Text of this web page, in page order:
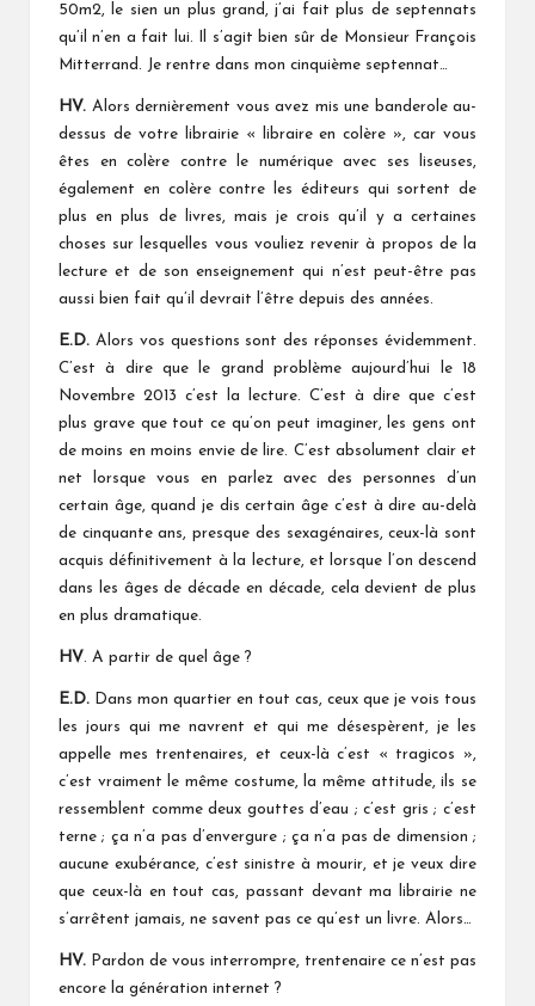
50m2, le sien un plus grand, j’ai fait plus de septennats
qu’il n’en a fait lui. Il s’agit bien sûr de Monsieur François
Mitterrand. Je rentre dans mon cinquième septennat…
HV. Alors dernièrement vous avez mis une banderole au-
dessus de votre librairie « libraire en colère », car vous
êtes en colère contre le numérique avec ses liseuses,
également en colère contre les éditeurs qui sortent de
plus en plus de livres, mais je crois qu’il y a certaines
choses sur lesquelles vous vouliez revenir à propos de la
lecture et de son enseignement qui n’est peut-être pas
aussi bien fait qu’il devrait l’être depuis des années.
E.D. Alors vos questions sont des réponses évidemment.
C’est à dire que le grand problème aujourd’hui le 18
Novembre 2013 c’est la lecture. C’est à dire que c’est
plus grave que tout ce qu’on peut imaginer, les gens ont
de moins en moins envie de lire. C’est absolument clair et
net lorsque vous en parlez avec des personnes d’un
certain âge, quand je dis certain âge c’est à dire au-delà
de cinquante ans, presque des sexagénaires, ceux-là sont
acquis définitivement à la lecture, et lorsque l’on descend
dans les âges de décade en décade, cela devient de plus
en plus dramatique.
HV. A partir de quel âge ?
E.D. Dans mon quartier en tout cas, ceux que je vois tous
les jours qui me navrent et qui me désespèrent, je les
appelle mes trentenaires, et ceux-là c’est « tragicos »,
c’est vraiment le même costume, la même attitude, ils se
ressemblent comme deux gouttes d’eau ; c’est gris ; c’est
terne ; ça n’a pas d’envergure ; ça n’a pas de dimension ;
aucune exubérance, c’est sinistre à mourir, et je veux dire
que ceux-là en tout cas, passant devant ma librairie ne
s’arrêtent jamais, ne savent pas ce qu’est un livre. Alors…
HV. Pardon de vous interrompre, trentenaire ce n’est pas
encore la génération internet ?